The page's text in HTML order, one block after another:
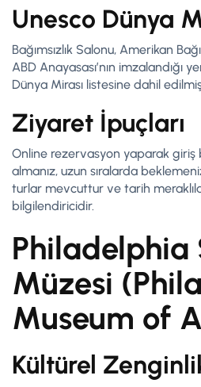
Unesco Dünya
Bağımsızlık Salonu, Amerikan
ABD Anayasası’nın imzalandığı
Dünya Mirası listesine dahil
Ziyaret İpuçları
Online rezervasyon yaparak giriş
almanız, uzun sıralarda
turlar mevcuttur ve tarih
bilgilendiricidir.
Philadelphia
Müzesi
Museum of
Kültürel